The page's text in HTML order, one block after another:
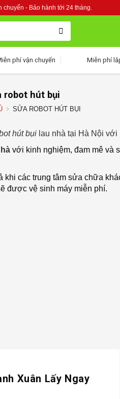
chuyển - Bảo hành tới 24 tháng.
phí vận chuyển Miễn phí
robot hút bụi
SỬA ROBOT HÚT BỤI
hút bụi lau nhà tại Hà Nội
với kinh nghiệm, đam mê và
các trung tâm sửa chữa
được vệ sinh máy miễn phí.
Xuân Lấy Ngay